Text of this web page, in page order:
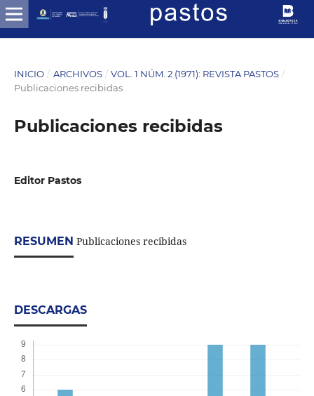
INICIO / ARCHIVOS / VOL. 1 NÚM. 2 (1971): REVISTA PASTOS /
Publicaciones recibidas
Publicaciones recibidas
Editor Pastos
RESUMEN Publicaciones recibidas
DESCARGAS